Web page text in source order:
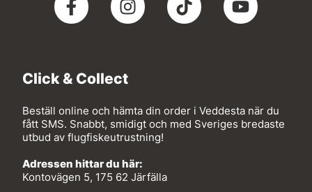
Click & Collect
Beställ online och hämta din order i Veddesta när du
fått SMS. Snabbt, smidigt och med Sveriges bredaste
utbud av flugfiskeutrustning!
Adressen hittar du här:
Kontovägen 5, 175 62 Järfälla